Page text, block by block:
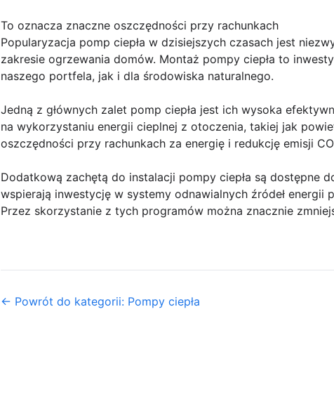
To oznacza znaczne oszczędności przy rachunkach
Popularyzacja pomp ciepła w dzisiejszych czasach jest
zakresie ogrzewania domów. Montaż pompy ciepła to
naszego portfela, jak i dla środowiska naturalnego.
Jedną z głównych zalet pomp ciepła jest ich wysoka
na wykorzystaniu energii cieplnej z otoczenia, takiej jak
oszczędności przy rachunkach za energię i redukcję emisji
Dodatkową zachętą do instalacji pompy ciepła są dostępne
wspierają inwestycję w systemy odnawialnych źródeł
Przez skorzystanie z tych programów można znacznie
← Powrót do kategorii: Pompy ciepła